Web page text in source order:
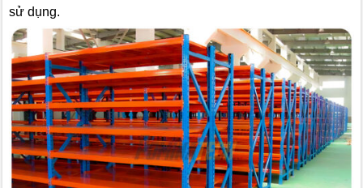
sử dụng.